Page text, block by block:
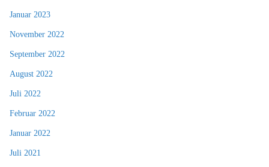
Januar 2023
November 2022
September 2022
August 2022
Juli 2022
Februar 2022
Januar 2022
Juli 2021